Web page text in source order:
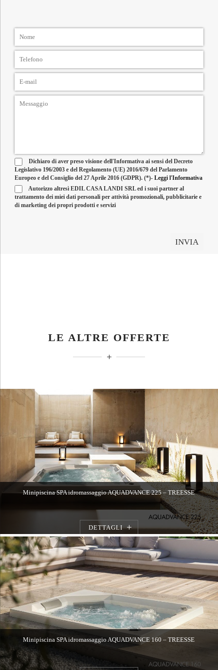
Dichiaro di aver preso visione dell'Informativa ai sensi del Decreto
Legislativo 196/2003 e del Regolamento (UE) 2016/679 del Parlamento
Europeo e del Consiglio del 27 Aprile 2016 (GDPR). (*)- Leggi l'Informativa
Autorizzo altresì EDIL CASA LANDI SRL ed i suoi partner al
trattamento dei miei dati personali per attività promozionali, pubblicitarie e
di marketing dei propri prodotti e servizi
LE ALTRE OFFERTE
Minipiscina SPA idromassaggio AQUADVANCE 225 – TREESSE
DETTAGLI
Minipiscina SPA idromassaggio AQUADVANCE 160 – TREESSE